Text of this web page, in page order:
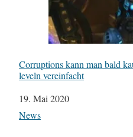
Corruptions kann man bald
leveln vereinfacht
Datum
19. Mai 2020
In Bezug auf
News